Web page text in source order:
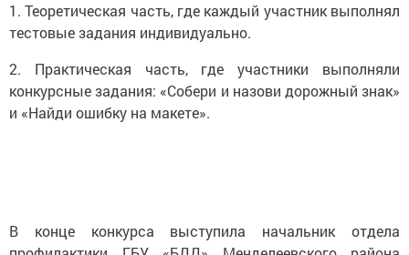
1. Теоретическая часть, где каждый участник выполнял
тестовые задания индивидуально.
2. Практическая часть, где участники выполняли
конкурсные задания: «Собери и назови дорожный знак»
и «Найди ошибку на макете».
В конце конкурса выступила начальник отдела